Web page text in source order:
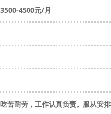
3500-4500元/月
吃苦耐劳，工作认真负责。服从安排